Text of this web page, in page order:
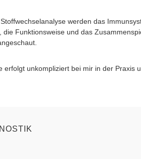
werden das
die Funktionsweise und das
erfolgt unkompliziert bei mir in der Praxis